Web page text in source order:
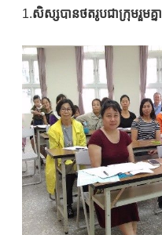
1.សិស្សបានថតរូបជាក្រុមរួមគ្នា